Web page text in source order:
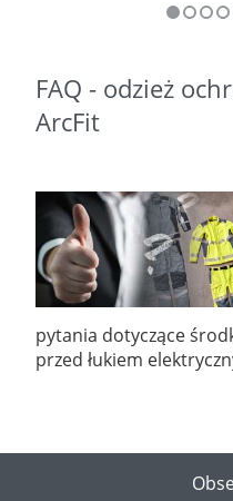
FAQ - odzież
ArcFit
pytania dotyczące
przed łukiem